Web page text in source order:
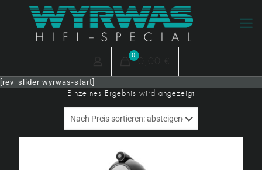
0 0,00 €
[rev_slider wyrwas-start]
Einzelnes Ergebnis wird angezeigt